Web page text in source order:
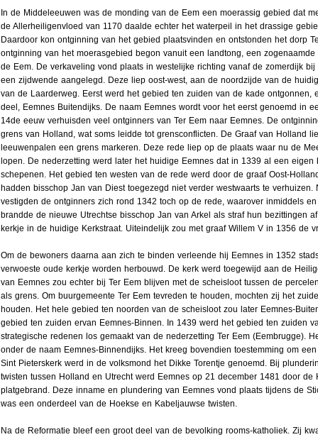
In de Middeleeuwen was de monding van de Eem een moerassig gebied dat
de Allerheiligenvloed van 1170 daalde echter het waterpeil in het drassige
Daardoor kon ontginning van het gebied plaatsvinden en ontstonden het dorp
ontginning van het moerasgebied begon vanuit een landtong, een
de Eem. De verkaveling vond plaats in westelijke richting vanaf de zomerdijk bij
een zijdwende aangelegd. Deze liep oost-west, aan de noordzijde van de
van de Laarderweg. Eerst werd het gebied ten zuiden van de kade ontgonnen,
deel, Eemnes Buitendijks. De naam Eemnes wordt voor het eerst genoemd in
14de eeuw verhuisden veel ontginners van Ter Eem naar Eemnes. De
grens van Holland, wat soms leidde tot grensconflicten. De Graaf van Holland
leeuwenpalen een grens markeren. Deze rede liep op de plaats waar nu de
lopen. De nederzetting werd later het huidige Eemnes dat in 1339 al een eigen
schepenen. Het gebied ten westen van de rede werd door de graaf Oost-
hadden bisschop Jan van Diest toegezegd niet verder westwaarts te
vestigden de ontginners zich rond 1342 toch op de rede, waarover inmiddels
brandde de nieuwe Utrechtse bisschop Jan van Arkel als straf hun bezittingen
kerkje in de huidige Kerkstraat. Uiteindelijk zou met graaf Willem V in 1356 de
Om de bewoners daarna aan zich te binden verleende hij Eemnes in 1352
verwoeste oude kerkje worden herbouwd. De kerk werd toegewijd aan de
van Eemnes zou echter bij Ter Eem blijven met de scheisloot tussen de
als grens. Om buurgemeente Ter Eem tevreden te houden, mochten zij het
houden. Het hele gebied ten noorden van de scheisloot zou later Eemnes-
gebied ten zuiden ervan Eemnes-Binnen. In 1439 werd het gebied ten zuiden
strategische redenen los gemaakt van de nederzetting Ter Eem (Eembrugge).
onder de naam Eemnes-Binnendijks. Het kreeg bovendien toestemming om
Sint Pieterskerk werd in de volksmond het Dikke Torentje genoemd. Bij
twisten tussen Holland en Utrecht werd Eemnes op 21 december 1481 door de
platgebrand. Deze inname en plundering van Eemnes vond plaats tijdens de
was een onderdeel van de Hoekse en Kabeljauwse twisten.
Na de Reformatie bleef een groot deel van de bevolking rooms-katholiek. Zij